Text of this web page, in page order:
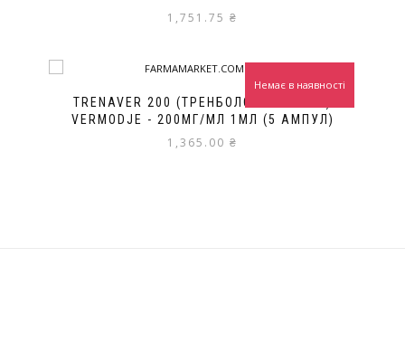
1,751.75 ₴
TRENAVER 200 (ТРЕНБОЛОН ЕНАНТАТ)
VERMODJE - 200МГ/МЛ 1МЛ (5 АМПУЛ)
1,365.00 ₴
Немає в наявності